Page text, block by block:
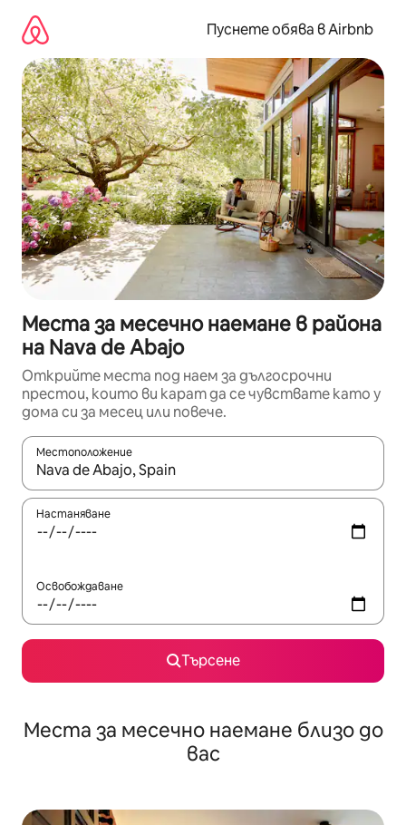
съдържанието
Пуснете обява в Airbnb
Места за месечно наемане в района
на Nava de Abajo
Открийте места под наем за дългосрочни
престои, които ви карат да се чувствате като у
дома си за месец или повече.
Местоположение
Когато резултатите се покажат, използвайте
Настаняване
Освобождаване
Търсене
Места за месечно наемане близо до
вас